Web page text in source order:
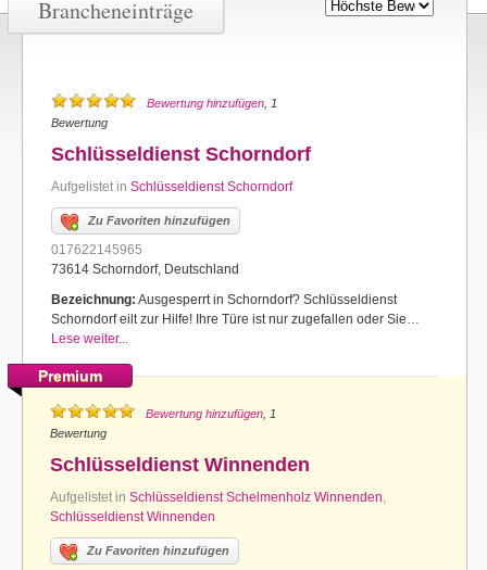
Brancheneinträge
Bewertung hinzufügen , 1
Bewertung
Schlüsseldienst Schorndorf
Aufgelistet in Schlüsseldienst Schorndorf
Zu Favoriten hinzufügen
017622145965
73614 Schorndorf, Deutschland
Bezeichnung: Ausgesperrt in Schorndorf? Schlüsseldienst
Schorndorf eilt zur Hilfe! Ihre Türe ist nur zugefallen oder Sie…
Lese weiter...
Premium
Bewertung hinzufügen , 1
Bewertung
Schlüsseldienst Winnenden
Aufgelistet in Schlüsseldienst Schelmenholz Winnenden,
Schlüsseldienst Winnenden
Zu Favoriten hinzufügen